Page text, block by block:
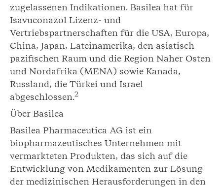
zugelassenen Indikationen. Basilea hat für
Isavuconazol Lizenz- und
Vertriebspartnerschaften für die USA, Europa,
China, Japan, Lateinamerika, den asiatisch-
pazifischen Raum und die Region Naher Osten
und Nordafrika (MENA) sowie Kanada,
Russland, die Türkei und Israel
abgeschlossen.2
Über Basilea
Basilea Pharmaceutica AG ist ein
biopharmazeutisches Unternehmen mit
vermarkteten Produkten, das sich auf die
Entwicklung von Medikamenten zur Lösung
der medizinischen Herausforderungen in den